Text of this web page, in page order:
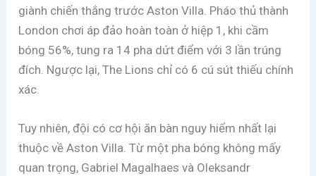
giành chiến thắng trước Aston Villa. Pháo thủ thành
London chơi áp đảo hoàn toàn ở hiệp 1, khi cầm
bóng 56%, tung ra 14 pha dứt điểm với 3 lần trúng
đích. Ngược lại, The Lions chỉ có 6 cú sút thiếu chính
xác.
Tuy nhiên, đội có cơ hội ăn bàn nguy hiểm nhất lại
thuộc về Aston Villa. Từ một pha bóng không mấy
quan trọng, Gabriel Magalhaes và Oleksandr